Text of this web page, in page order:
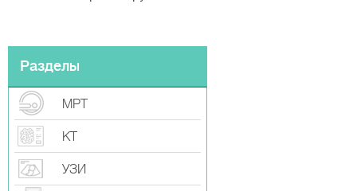
Разделы
МРТ
КТ
УЗИ